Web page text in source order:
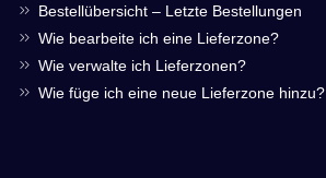
Bestellübersicht – Letzte Bestellungen
Wie bearbeite ich eine Lieferzone?
Wie verwalte ich Lieferzonen?
Wie füge ich eine neue Lieferzone hinzu?